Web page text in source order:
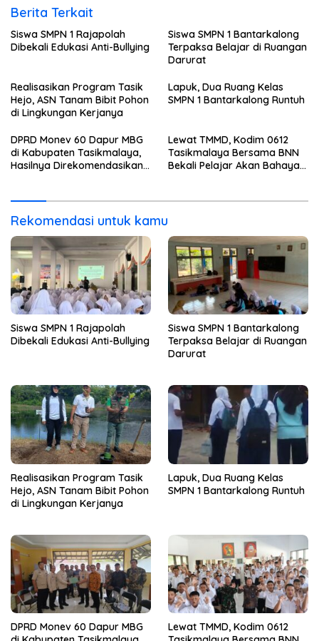
Berita Terkait
Siswa SMPN 1 Rajapolah
Dibekali Edukasi Anti-Bullying
Siswa SMPN 1 Bantarkalong
Terpaksa Belajar di Ruangan
Darurat
Realisasikan Program Tasik
Hejo, ASN Tanam Bibit Pohon
di Lingkungan Kerjanya
Lapuk, Dua Ruang Kelas
SMPN 1 Bantarkalong Runtuh
DPRD Monev 60 Dapur MBG
di Kabupaten Tasikmalaya,
Hasilnya Direkomendasikan
Lewat TMMD, Kodim 0612
Tasikmalaya Bersama BNN
Bekali Pelajar Akan Bahaya
Rekomendasi untuk kamu
Siswa SMPN 1 Rajapolah
Dibekali Edukasi Anti-Bullying
Siswa SMPN 1 Bantarkalong
Terpaksa Belajar di Ruangan
Darurat
Realisasikan Program Tasik
Hejo, ASN Tanam Bibit Pohon
di Lingkungan Kerjanya
Lapuk, Dua Ruang Kelas
SMPN 1 Bantarkalong Runtuh
DPRD Monev 60 Dapur MBG
Lewat TMMD, Kodim 0612